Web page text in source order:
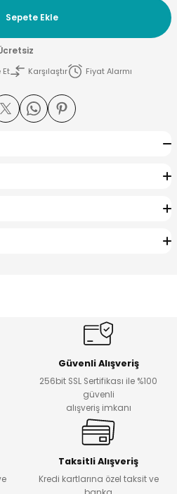
Sepete Ekle
Et
Karşılaştır
Fiyat Alarmı
Güvenli Alışveriş
256bit SSL Sertifikası ile %100
güvenli
alışveriş imkanı
Taksitli Alışveriş
Kredi kartlarına özel taksit ve